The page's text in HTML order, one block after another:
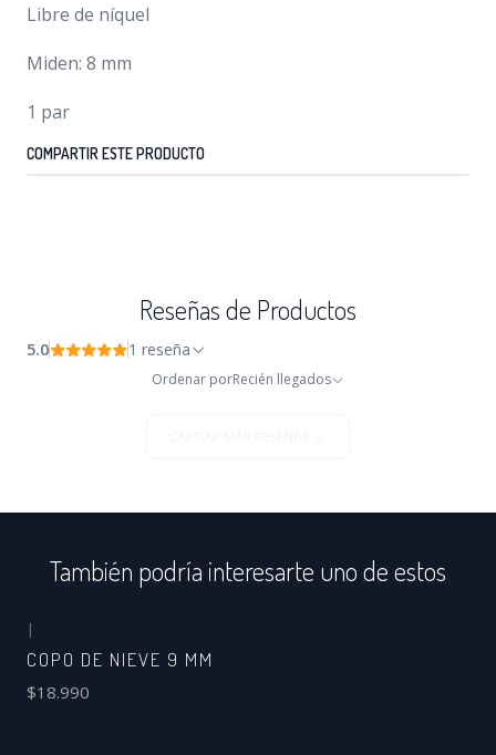
Libre de níquel
Miden: 8 mm
1 par
COMPARTIR ESTE PRODUCTO
Reseñas de Productos
5.0 1 reseña
Ordenar porRecién llegados
También podría interesarte uno de estos
|
COPO DE NIEVE 9 MM
$18.990